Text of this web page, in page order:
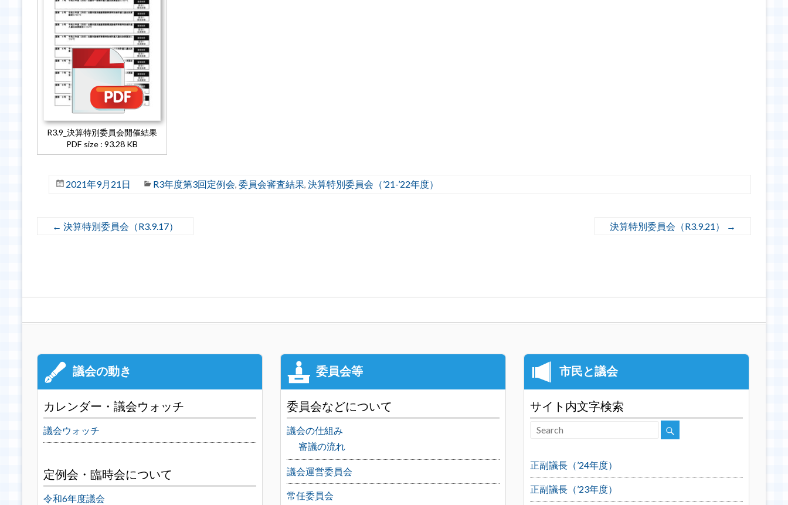
R3.9_決算特別委員会開催結果
PDF size : 93.28 KB
2021年9月21日 R3年度第3回定例会, 委員会審査結果, 決算特別委員会（’21-’22年度）
← 決算特別委員会（R3.9.17） 決算特別委員会（R3.9.21） →
カレンダー・議会ウォッチ
議会ウォッチ
定例会・臨時会について
令和6年度議会
委員会などについて
議会の仕組み
審議の流れ
議会運営委員会
常任委員会
サイト内文字検索
正副議長（’24年度）
正副議長（’23年度）